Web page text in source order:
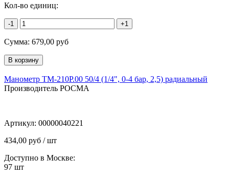
Кол-во единиц:
-1 +1
Сумма: 679,00 руб
Манометр ТМ-210P.00 50/4 (1/4", 0-4 бар, 2,5) радиальный
Производитель РОСМА
Артикул: 00000040221
434,00 руб / шт
Доступно в Москве:
97 шт